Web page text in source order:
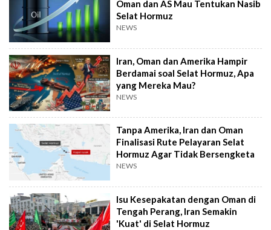
Oman dan AS Mau Tentukan Nasib
Selat Hormuz
NEWS
Iran, Oman dan Amerika Hampir
Berdamai soal Selat Hormuz, Apa
yang Mereka Mau?
NEWS
Tanpa Amerika, Iran dan Oman
Finalisasi Rute Pelayaran Selat
Hormuz Agar Tidak Bersengketa
NEWS
Isu Kesepakatan dengan Oman di
Tengah Perang, Iran Semakin
'Kuat' di Selat Hormuz